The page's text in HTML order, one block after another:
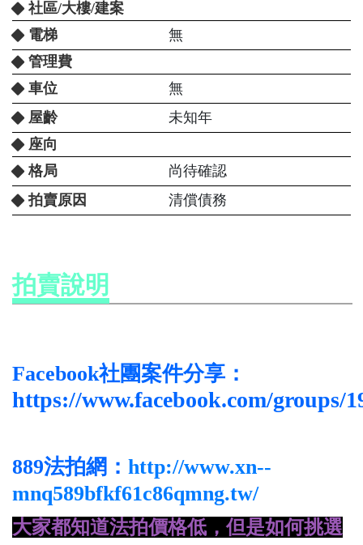
社區/大樓/建案
電梯
無
管理費
車位
無
屋齡
未知年
座向
格局
尚待確認
拍賣原因
清償債務
拍賣說明
Facebook社團案件分享：
https://www.facebook.com/groups/
889法拍網： http://www.xn--
mnq589bfkf61c86qmng.tw/
大家都知道法拍價格低，但是如何挑選